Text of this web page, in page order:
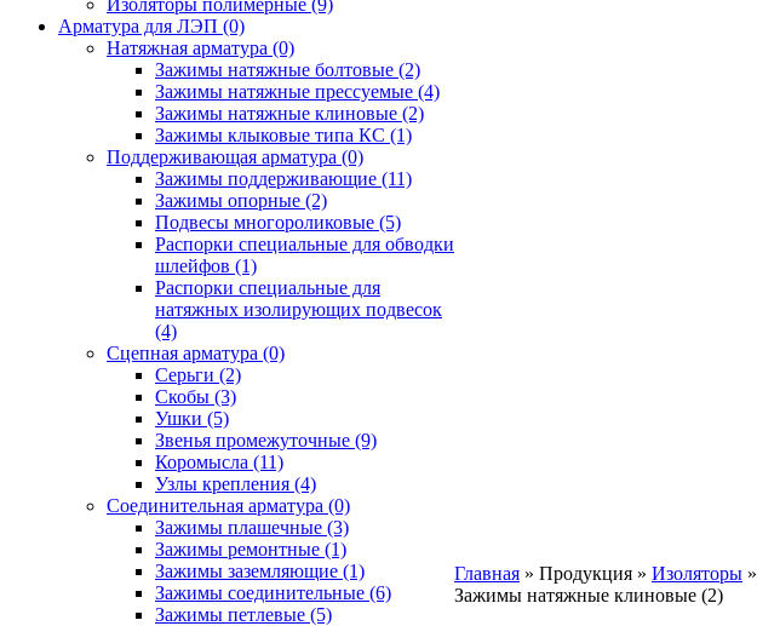
Изоляторы полимерные (9)
Арматура для ЛЭП (0)
Натяжная арматура (0)
Зажимы натяжные болтовые (2)
Зажимы натяжные прессуемые (4)
Зажимы натяжные клиновые (2)
Зажимы клыковые типа КС (1)
Поддерживающая арматура (0)
Зажимы поддерживающие (11)
Зажимы опорные (2)
Подвесы многороликовые (5)
Распорки специальные для обводки
шлейфов (1)
Распорки специальные для
натяжных изолирующих подвесок
(4)
Сцепная арматура (0)
Серьги (2)
Скобы (3)
Ушки (5)
Звенья промежуточные (9)
Коромысла (11)
Узлы крепления (4)
Соединительная арматура (0)
Зажимы плашечные (3)
Зажимы ремонтные (1)
Зажимы заземляющие (1)
Зажимы соединительные (6)
Зажимы петлевые (5)
Главная » Продукция » Изоляторы »
Зажимы натяжные клиновые (2)